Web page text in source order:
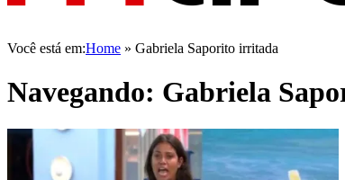
Você está em:Home » Gabriela Saporito irritada
Navegando: Gabriela